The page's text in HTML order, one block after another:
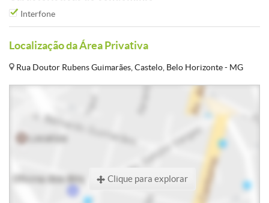
Interfone
Localização da Área Privativa
Rua Doutor Rubens Guimarães, Castelo, Belo Horizonte - MG
Clique para explorar